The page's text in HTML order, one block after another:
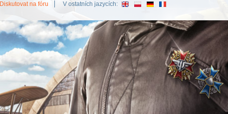
Diskutovat na fóru V ostatních jazycích: